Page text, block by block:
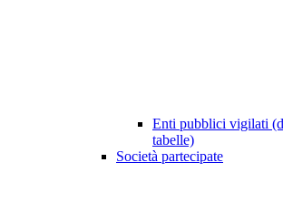
Enti pubblici vigilati
tabelle)
Società partecipate